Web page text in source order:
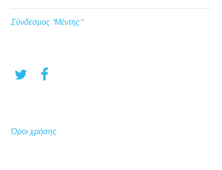
Σύνδεσμος "Μέντης"
Όροι χρήσης